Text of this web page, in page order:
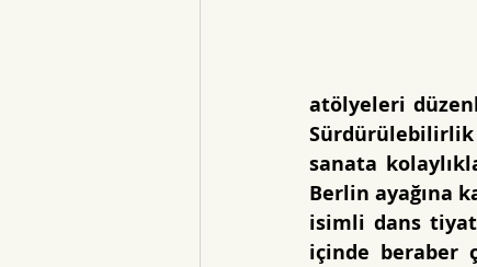
atölyeleri
Sürdürülebilirlik
sanata
Berlin ayağına
isimli dans
içinde beraber